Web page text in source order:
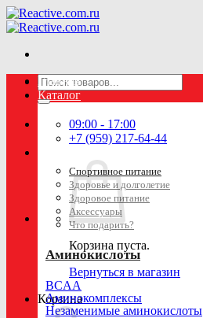
Skip
to
Искать:
09:00 - 17:00
+7 (959) 217-64-44
Корзина пуста.
Вернуться в магазин
Корзина
Главная
Каталог
Спортивное питание
Здоровье и долголетие
Здоровое питание
Аксессуары
Что подарить?
Аминокислоты
BCAA
Аминокомплексы
Незаменимые аминокислоты